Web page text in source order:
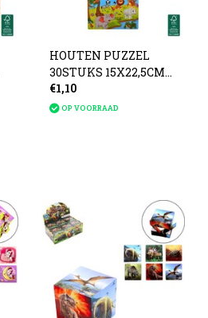
HOUTEN PUZZEL
30STUKS 15X22,5CM
3ASS
€1,10
OP VOORRAAD